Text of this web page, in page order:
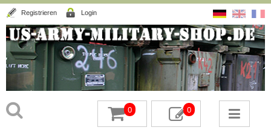
Registrieren Login
0 0